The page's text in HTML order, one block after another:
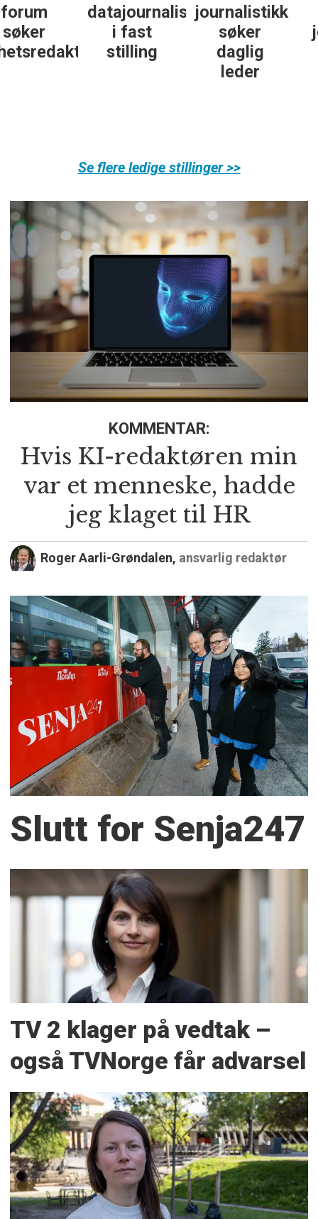
datajournalist
i fast
stilling
journalistikk
søker
daglig
some-
journalist
Se flere ledige stillinger >>
KOMMENTAR:
Hvis KI-redaktøren min
var et menneske, hadde
jeg klaget til HR
Roger Aarli-Grøndalen, ansvarlig redaktør
Slutt for Senja247
TV 2 klager på vedtak –
også TVNorge får advarsel